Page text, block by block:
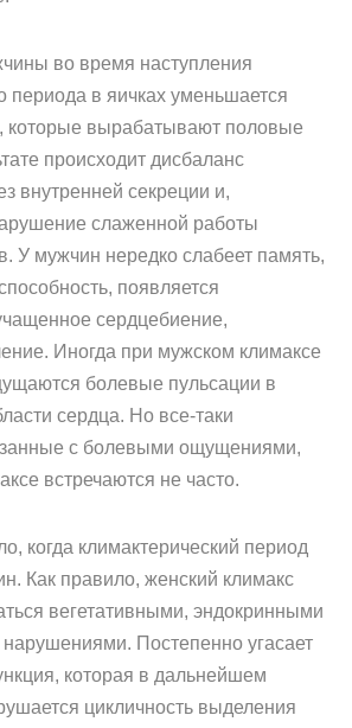
во время наступления
периода в яичках уменьшается
которые вырабатывают половые
происходит дисбаланс
внутренней секреции и,
слаженной работы
У мужчин нередко слабеет память,
появляется
сердцебиение,
Иногда при мужском климаксе
болевые пульсации в
сердца. Но все-таки
с болевыми ощущениями,
встречаются не часто.
когда климактерический период
Как правило, женский климакс
вегетативными, эндокринными
Постепенно угасает
которая в дальнейшем
цикличность выделения